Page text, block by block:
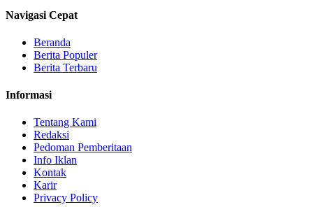
Navigasi Cepat
Beranda
Berita Populer
Berita Terbaru
Informasi
Tentang Kami
Redaksi
Pedoman Pemberitaan
Info Iklan
Kontak
Karir
Privacy Policy